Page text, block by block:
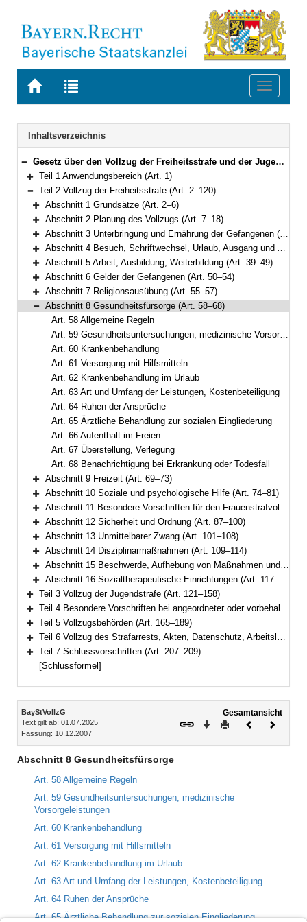
Zur
BAYERN.RECHT
Zur
letzten
Suche
Toggle
Navigation
Inhaltsverzeichnis
Bereich reduzieren
Gesetz über den Vollzug der Freiheitsstrafe und der Jugendstrafe (Bayerisches Strafvollzugsgesetz – BayStVollzG) Vom 10. Dezember 2007 (GVBl. S. 866) BayRS 312-2-1-J (Art. 1–209)
Bereich erweitern
Teil 1 Anwendungsbereich (Art. 1)
Bereich reduzieren
Teil 2 Vollzug der Freiheitsstrafe (Art. 2–120)
Bereich erweitern
Abschnitt 1 Grundsätze (Art. 2–6)
Bereich erweitern
Abschnitt 2 Planung des Vollzugs (Art. 7–18)
Bereich erweitern
Abschnitt 3 Unterbringung und Ernährung der Gefangenen (Art. 19–25)
Bereich erweitern
Abschnitt 4 Besuch, Schriftwechsel, Urlaub, Ausgang und Ausführung aus wichtigem Anlass (Art. 26–38)
Bereich erweitern
Abschnitt 5 Arbeit, Ausbildung, Weiterbildung (Art. 39–49)
Bereich erweitern
Abschnitt 6 Gelder der Gefangenen (Art. 50–54)
Bereich erweitern
Abschnitt 7 Religionsausübung (Art. 55–57)
Bereich reduzieren
Abschnitt 8 Gesundheitsfürsorge (Art. 58–68)
Art. 58 Allgemeine Regeln
Art. 59 Gesundheitsuntersuchungen, medizinische Vorsorgeleistungen
Art. 60 Krankenbehandlung
Art. 61 Versorgung mit Hilfsmitteln
Art. 62 Krankenbehandlung im Urlaub
Art. 63 Art und Umfang der Leistungen, Kostenbeteiligung
Art. 64 Ruhen der Ansprüche
Art. 65 Ärztliche Behandlung zur sozialen Eingliederung
Art. 66 Aufenthalt im Freien
Art. 67 Überstellung, Verlegung
Art. 68 Benachrichtigung bei Erkrankung oder Todesfall
Bereich erweitern
Abschnitt 9 Freizeit (Art. 69–73)
Bereich erweitern
Abschnitt 10 Soziale und psychologische Hilfe (Art. 74–81)
Bereich erweitern
Abschnitt 11 Besondere Vorschriften für den Frauenstrafvollzug (Art. 82–86)
Bereich erweitern
Abschnitt 12 Sicherheit und Ordnung (Art. 87–100)
Bereich erweitern
Abschnitt 13 Unmittelbarer Zwang (Art. 101–108)
Bereich erweitern
Abschnitt 14 Disziplinarmaßnahmen (Art. 109–114)
Bereich erweitern
Abschnitt 15 Beschwerde, Aufhebung von Maßnahmen und Gefangenenmitverantwortung (Art. 115–116)
Bereich erweitern
Abschnitt 16 Sozialtherapeutische Einrichtungen (Art. 117–120)
Bereich erweitern
Teil 3 Vollzug der Jugendstrafe (Art. 121–158)
Bereich erweitern
Teil 4 Besondere Vorschriften bei angeordneter oder vorbehaltener Sicherungsverwahrung (Art. 159–164)
Bereich erweitern
Teil 5 Vollzugsbehörden (Art. 165–189)
Bereich erweitern
Teil 6 Vollzug des Strafarrests, Akten, Datenschutz, Arbeitslosenversicherung (Art. 190–206)
Bereich erweitern
Teil 7 Schlussvorschriften (Art. 207–209)
[Schlussformel]
Inhalt
BayStVollzG
Text gilt ab: 01.07.2025
Fassung: 10.12.2007
Gesamtansicht
Download
DruckenVorheriges
Abschnitt 8 Gesundheitsfürsorge
Art. 58 Allgemeine Regeln
Art. 59 Gesundheitsuntersuchungen, medizinische
Vorsorgeleistungen
Art. 60 Krankenbehandlung
Art. 61 Versorgung mit Hilfsmitteln
Art. 62 Krankenbehandlung im Urlaub
Art. 63 Art und Umfang der Leistungen, Kostenbeteiligung
Art. 64 Ruhen der Ansprüche
Art. 65 Ärztliche Behandlung zur sozialen Eingliederung